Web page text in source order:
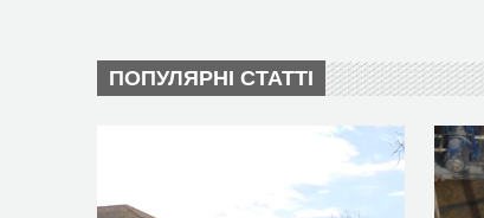
ПОПУЛЯРНІ СТАТТІ